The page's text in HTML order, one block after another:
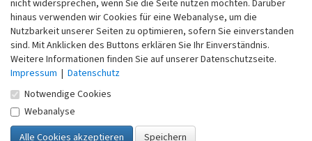
Erfassungsmaßstab
Keine Angabe
Erfassungsmethode
Übernahme aus externer Fachdatenbank
Empfohlene Zitierweise
Urheberrechtlicher Hinweis
nicht widersprechen, wenn Sie die Seite nutzen möchten. Darüber
hinaus verwenden wir Cookies für eine Webanalyse, um die
Nutzbarkeit unserer Seiten zu optimieren, sofern Sie einverstanden
sind. Mit Anklicken des Buttons erklären Sie Ihr Einverständnis.
Weitere Informationen finden Sie auf unserer Datenschutzseite.
Impressum | Datenschutz
Notwendige Cookies
Webanalyse